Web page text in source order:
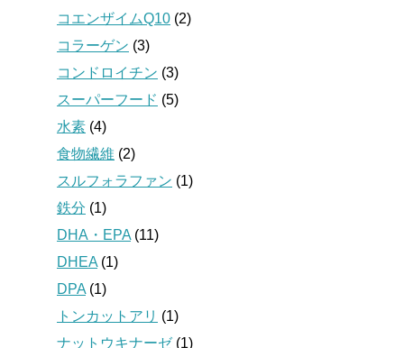
コエンザイムQ10 (2)
コラーゲン (3)
コンドロイチン (3)
スーパーフード (5)
水素 (4)
食物繊維 (2)
スルフォラファン (1)
鉄分 (1)
DHA・EPA (11)
DHEA (1)
DPA (1)
トンカットアリ (1)
ナットウキナーゼ(1)